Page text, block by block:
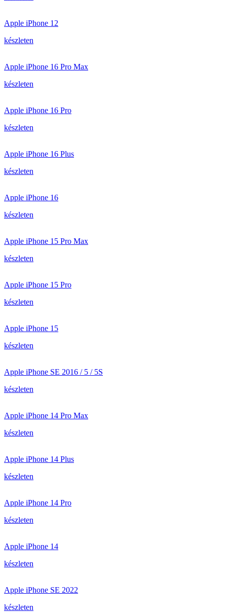
Apple iPhone 12
készleten
Apple iPhone 16 Pro Max
készleten
Apple iPhone 16 Pro
készleten
Apple iPhone 16 Plus
készleten
Apple iPhone 16
készleten
Apple iPhone 15 Pro Max
készleten
Apple iPhone 15 Pro
készleten
Apple iPhone 15
készleten
Apple iPhone SE 2016 / 5 / 5S
készleten
Apple iPhone 14 Pro Max
készleten
Apple iPhone 14 Plus
készleten
Apple iPhone 14 Pro
készleten
Apple iPhone 14
készleten
Apple iPhone SE 2022
készleten